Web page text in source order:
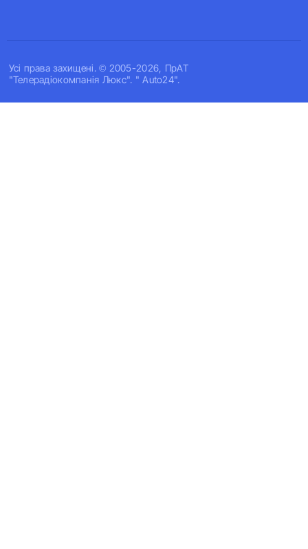
Усi права захищенi. © 2005-2026, ПрАТ
"Телерадіокомпанія Люкс". " Auto24".